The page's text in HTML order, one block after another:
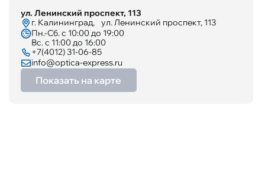
ул. Ленинский проспект, 113
г. Калининград, ул. Ленинский проспект, 113
Пн.-Сб. с 10:00 до 19:00
Вс. с 11:00 до 16:00
+7(4012) 31-06-85
info@optica-express.ru
Показать на карте